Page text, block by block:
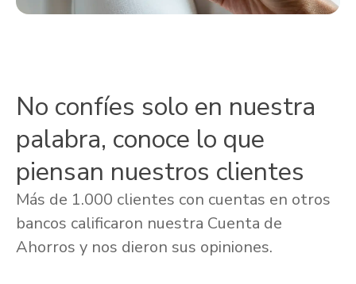
No confíes solo en nuestra
palabra, conoce lo que
piensan nuestros clientes
Más de 1.000 clientes con cuentas en otros
bancos calificaron nuestra Cuenta de
Ahorros y nos dieron sus opiniones.